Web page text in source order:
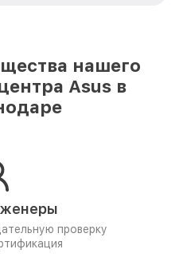
нашего
Asus в
проверку